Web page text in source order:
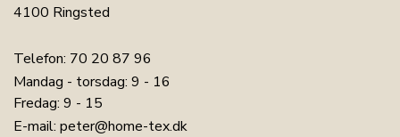
4100 Ringsted
Telefon: 70 20 87 96
Mandag - torsdag: 9 - 16
Fredag: 9 - 15
E-mail: peter@home-tex.dk